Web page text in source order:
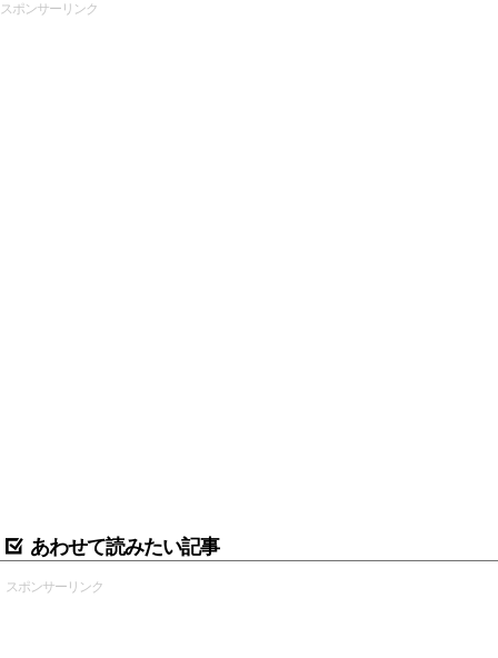
スポンサーリンク
あわせて読みたい記事
スポンサーリンク